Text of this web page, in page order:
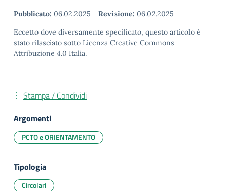
Pubblicato: 06.02.2025 - Revisione: 06.02.2025
Eccetto dove diversamente specificato, questo articolo è
stato rilasciato sotto Licenza Creative Commons
Attribuzione 4.0 Italia.
Stampa / Condividi
Argomenti
PCTO e ORIENTAMENTO
Tipologia
Circolari